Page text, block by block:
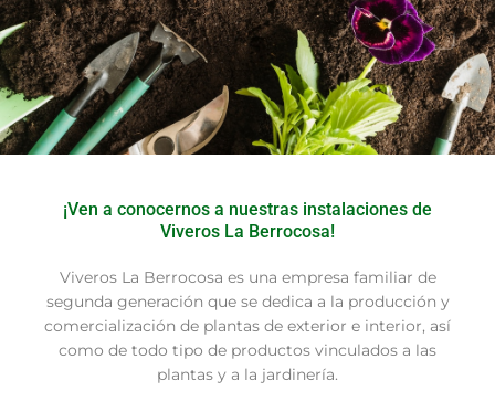
¡Ven a conocernos a nuestras instalaciones de
Viveros La Berrocosa!
Viveros La Berrocosa es una empresa familiar de
segunda generación que se dedica a la producción y
comercialización de plantas de exterior e interior, así
como de todo tipo de productos vinculados a las
plantas y a la jardinería.